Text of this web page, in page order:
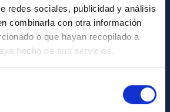
redes sociales, publicidad y análisis
combinarla con otra información
o que hayan recopilado a
hecho de sus servicios.